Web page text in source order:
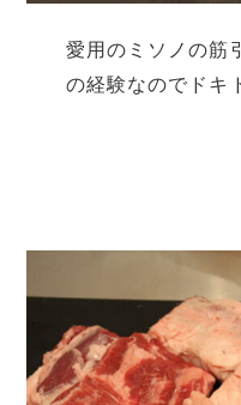
愛用のミソノの筋
の経験なのでドキ